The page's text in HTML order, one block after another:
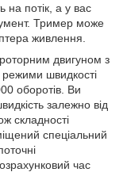
на потік, а у вас
Тример може
живлення.
двигуном з
швидкості
оборотів. Ви
залежно від
складності
спеціальний
час